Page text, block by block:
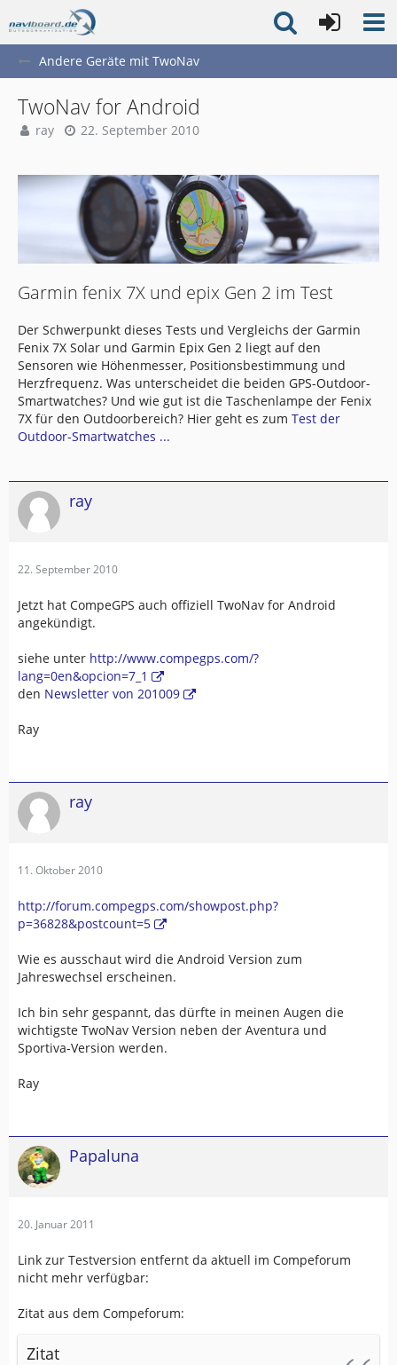
Andere Geräte mit TwoNav
TwoNav for Android
ray 22. September 2010
Garmin fenix 7X und epix Gen 2 im Test
Der Schwerpunkt dieses Tests und Vergleichs der Garmin
Fenix 7X Solar und Garmin Epix Gen 2 liegt auf den
Sensoren wie Höhenmesser, Positionsbestimmung und
Herzfrequenz. Was unterscheidet die beiden GPS-Outdoor-
Smartwatches? Und wie gut ist die Taschenlampe der Fenix
7X für den Outdoorbereich? Hier geht es zum Test der
Outdoor-Smartwatches ...
ray
22. September 2010
Jetzt hat CompeGPS auch offiziell TwoNav for Android
angekündigt.
siehe unter http://www.compegps.com/?
lang=0en&opcion=7_1
den Newsletter von 201009
Ray
ray
11. Oktober 2010
http://forum.compegps.com/showpost.php?
p=36828&postcount=5
Wie es ausschaut wird die Android Version zum
Jahreswechsel erscheinen.
Ich bin sehr gespannt, das dürfte in meinen Augen die
wichtigste TwoNav Version neben der Aventura und
Sportiva-Version werden.
Ray
Papaluna
20. Januar 2011
Link zur Testversion entfernt da aktuell im Compeforum
nicht mehr verfügbar:
Zitat aus dem Compeforum:
Zitat